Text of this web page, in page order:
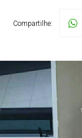
Compartilhe: